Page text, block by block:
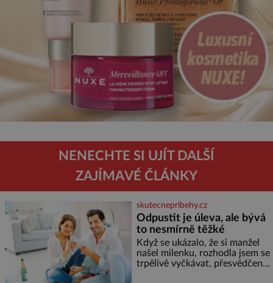
NENECHTE SI UJÍT DALŠÍ
ZAJÍMAVÉ ČLÁNKY
skutecnepribehy.cz
Odpustit je úleva, ale bývá
to nesmírně těžké
Když se ukázalo, že si manžel
našel milenku, rozhodla jsem se
trpělivě vyčkávat, přesvědčena,